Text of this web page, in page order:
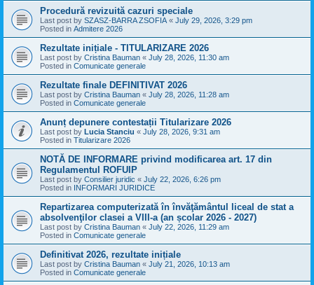
Procedură revizuită cazuri speciale
Last post by SZASZ-BARRA ZSOFIA « July 29, 2026, 3:29 pm
Posted in Admitere 2026
Rezultate inițiale - TITULARIZARE 2026
Last post by Cristina Bauman « July 28, 2026, 11:30 am
Posted in Comunicate generale
Rezultate finale DEFINITIVAT 2026
Last post by Cristina Bauman « July 28, 2026, 11:28 am
Posted in Comunicate generale
Anunț depunere contestații Titularizare 2026
Last post by Lucia Stanciu « July 28, 2026, 9:31 am
Posted in Titularizare 2026
NOTĂ DE INFORMARE privind modificarea art. 17 din
Regulamentul ROFUIP
Last post by Consilier juridic « July 22, 2026, 6:26 pm
Posted in INFORMARI JURIDICE
Repartizarea computerizată în învăţământul liceal de stat a
absolvenţilor clasei a VIII-a (an școlar 2026 - 2027)
Last post by Cristina Bauman « July 22, 2026, 11:29 am
Posted in Comunicate generale
Definitivat 2026, rezultate inițiale
Last post by Cristina Bauman « July 21, 2026, 10:13 am
Posted in Comunicate generale